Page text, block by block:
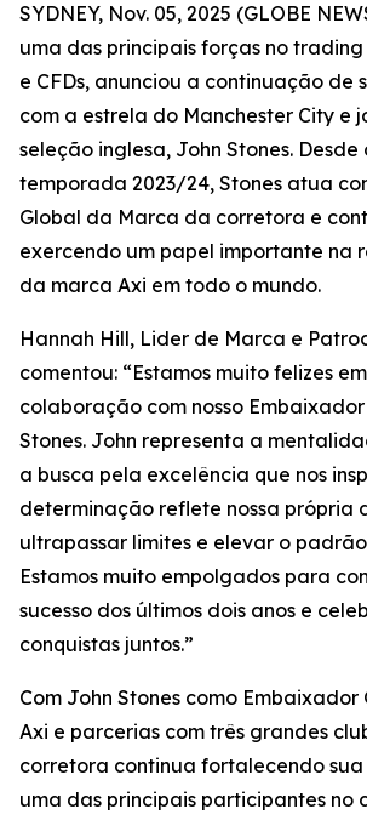
SYDNEY, Nov. 05, 2025 (GLOBE
uma das principais forças no
e CFDs, anunciou a continuação de
com a estrela do Manchester City e
seleção inglesa, John Stones. Desde
temporada 2023/24, Stones atua
Global da Marca da corretora e
exercendo um papel importante na
da marca Axi em todo o mundo.
Hannah Hill, Lider de Marca e
comentou: “Estamos muito felizes
colaboração com nosso
Stones. John representa a
a busca pela excelência que nos
determinação reflete nossa própria
ultrapassar limites e elevar o
Estamos muito empolgados para
sucesso dos últimos dois anos e
conquistas juntos.”
Com John Stones como
Axi e parcerias com três grandes
corretora continua fortalecendo
uma das principais participantes no